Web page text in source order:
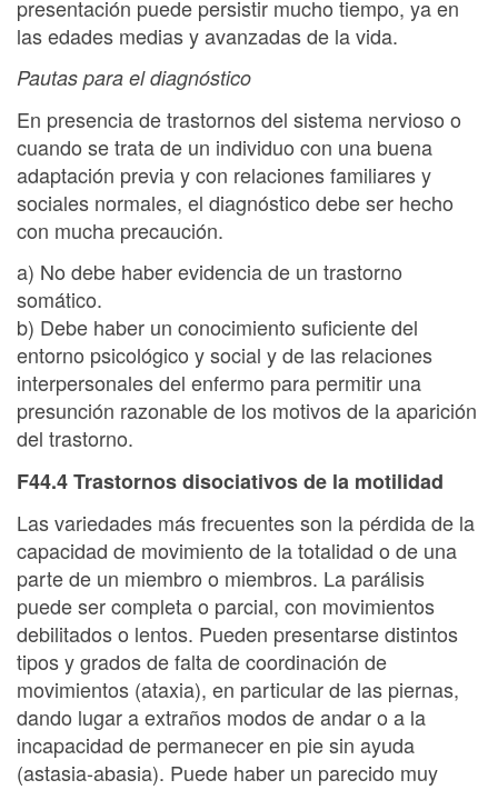
presentación puede persistir mucho tiempo, ya en
las edades medias y avanzadas de la vida.
Pautas para el diagnóstico
En presencia de trastornos del sistema nervioso o
cuando se trata de un individuo con una buena
adaptación previa y con relaciones familiares y
sociales normales, el diagnóstico debe ser hecho
con mucha precaución.
a) No debe haber evidencia de un trastorno
somático.
b) Debe haber un conocimiento suficiente del
entorno psicológico y social y de las relaciones
interpersonales del enfermo para permitir una
presunción razonable de los motivos de la aparición
del trastorno.
F44.4 Trastornos disociativos de la motilidad
Las variedades más frecuentes son la pérdida de la
capacidad de movimiento de la totalidad o de una
parte de un miembro o miembros. La parálisis
puede ser completa o parcial, con movimientos
debilitados o lentos. Pueden presentarse distintos
tipos y grados de falta de coordinación de
movimientos (ataxia), en particular de las piernas,
dando lugar a extraños modos de andar o a la
incapacidad de permanecer en pie sin ayuda
(astasia-abasia). Puede haber un parecido muy